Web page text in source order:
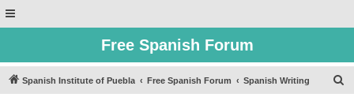
Free Spanish Forum
Spanish Institute of Puebla Free Spanish Forum Spanish Writing